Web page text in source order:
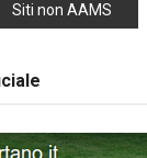
Siti non AAMS